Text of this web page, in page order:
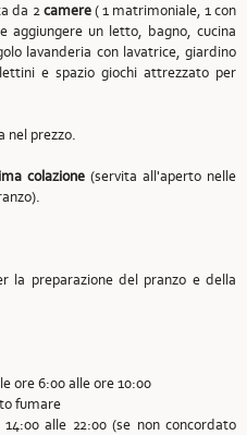
da 2camere( 1 matrimoniale, 1 con
aggiungere un letto, bagno, cucina
lavanderia con lavatrice, giardino
e spazio giochi attrezzato per
nel prezzo.
colazione (servita all'aperto nelle
la preparazione del pranzo e della
ore 6:00 alle ore 10:00
fumare
alle 22:00 (se non concordato